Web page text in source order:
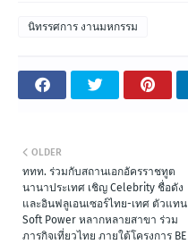
นิทรรศการ งานมหกรรม
OLDER
ททท. ร่วมกับสถานเอกอัครราชทูต
นานาประเทศ เชิญ Celebrity ชื่อดัง
และอินฟลูเอนเซอร์ไทย-เทศ ตัวแทน
Soft Power หลากหลายสาขา ร่วม
ภารกิจเที่ยวไทย ภายใต้โครงการ BE